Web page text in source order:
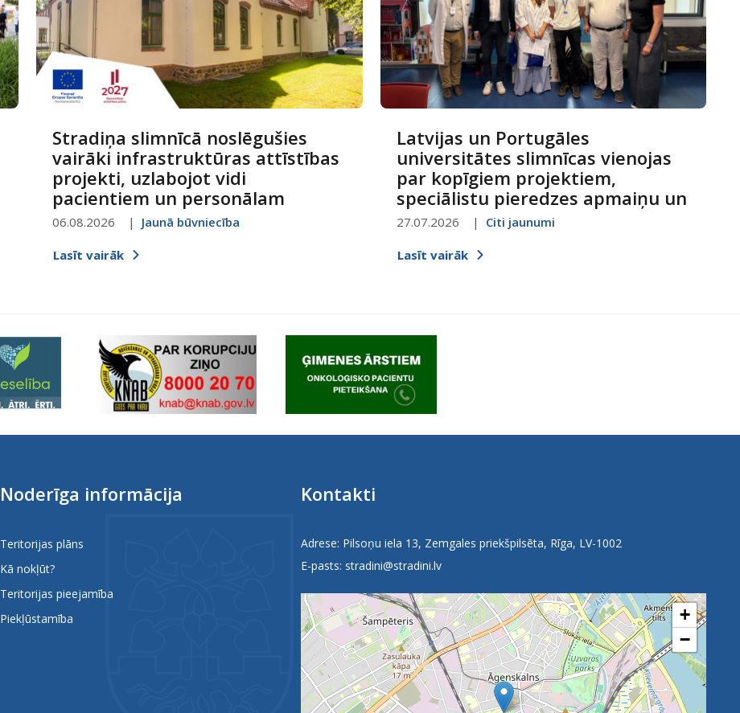
Stradiņa slimnīcā noslēgušies
vairāki infrastruktūras attīstības
projekti, uzlabojot vidi
pacientiem un personālam
06.08.2026 Jaunā būvniecība
Lasīt vairāk
Latvijas un Portugāles
universitātes slimnīcas vienojas
par kopīgiem projektiem,
speciālistu pieredzes apmaiņu un
digitalizācijas attīstību
27.07.2026 Citi jaunumi
Lasīt vairāk
Noderīga informācija
Teritorijas plāns
Kā nokļūt?
Teritorijas pieejamība
Piekļūstamība
Kontakti
Adrese: Pilsoņu iela 13, Zemgales priekšpilsēta, Rīga, LV-1002
E-pasts: stradini@stradini.lv
+
−